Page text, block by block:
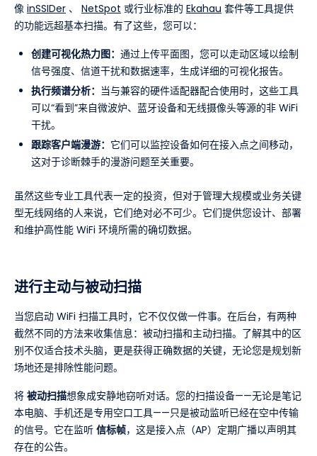
像 inSSIDer 、 NetSpot 或行业标准的 Ekahau 套件等工具提供
的功能远超基本扫描。有了这些，您可以：
创建可视化热力图： 通过上传平面图，您可以走动区域以绘制
信号强度、信道干扰和数据速率，生成详细的可视化报告。
执行频谱分析： 当与兼容的硬件适配器配合使用时，这些工具
可以“看到”来自微波炉、蓝牙设备和无线摄像头等源的非 WiFi
干扰。
跟踪客户端漫游： 它们可以监控设备如何在接入点之间移动，
这对于诊断棘手的漫游问题至关重要。
虽然这些专业工具代表一定的投资，但对于管理大规模或业务关键
型无线网络的人来说，它们绝对必不可少。它们提供您设计、部署
和维护高性能 WiFi 环境所需的确切数据。
进行主动与被动扫描
当您启动 WiFi 扫描工具时，它不仅仅做一件事。在后台，有两种
截然不同的方法来收集信息：被动扫描和主动扫描。了解其中的区
别不仅适合技术头脑，更是获得正确数据的关键，无论您是规划新
场地还是排除性能问题。
将 被动扫描想象成安静地窃听对话。您的扫描设备——无论是笔记
本电脑、手机还是专用空口工具——只是被动监听已经在空中传输
的信号。它在监听 信标帧，这是接入点（AP）定期广播以声明其
存在的公告。